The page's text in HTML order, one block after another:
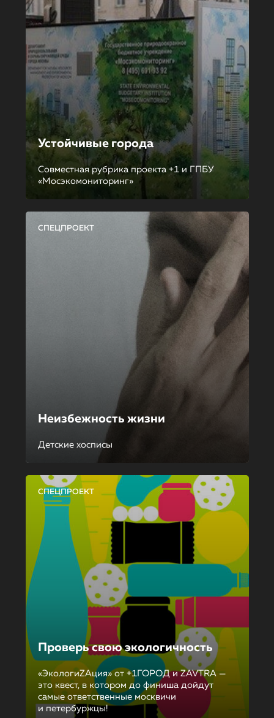
Устойчивые города
Совместная рубрика проекта +1 и ГПБУ
«Мосэкомониторинг»
СПЕЦПРОЕКТ
Неизбежность жизни
Детские хосписы
СПЕЦПРОЕКТ
Проверь свою экологичность
«ЭкологиZAция» от +1ГОРОД и ZAVTRA —
это квест, в котором до финиша дойдут
самые ответственные москвичи
и петербуржцы!